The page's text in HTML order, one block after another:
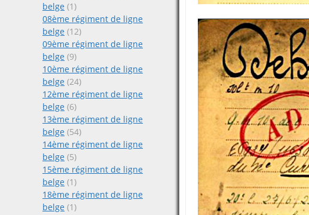
belge (1)
08ème régiment de ligne
belge (12)
09ème régiment de ligne
belge (9)
10ème régiment de ligne
belge (24)
12ème régiment de ligne
belge (6)
13ème régiment de ligne
belge (54)
14ème régiment de ligne
belge (5)
15ème régiment de ligne
belge (1)
18ème régiment de ligne
belge (1)